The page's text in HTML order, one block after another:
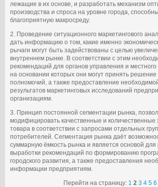
лежащие в их основе, и разработать механизм
производства и спроса на уровне города,
благоприятную макросреду.
2. Проведение ситуационного маркетингового
дать информацию о том, какие именно
рычаги могут быть задействованы с целью
внутреннем рынке. В соответствии с этим
рекомендаций для органов управления и
на основании которых они могут принять решение
полномочий, а также предоставление
результатов маркетинговых исследований
организациям.
3. Принцип постоянной сегментации рынка,
модифицировать качественные и количественные
товара в соответствии с запросами отдельных
потребителей. Сегментация рынка даёт
суммарную ёмкость рынка и является основой
выработки рекомендаций по формированию
городского развития, а также предоставления
информации предприятиям.
Перейти на страницу: 1 2 3 4 5 6